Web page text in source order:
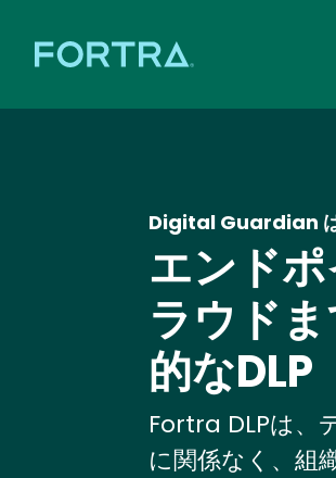
Digital Guardian
エンド
ラウド
的なDLP
Fortra DLPは、
に関係なく、組